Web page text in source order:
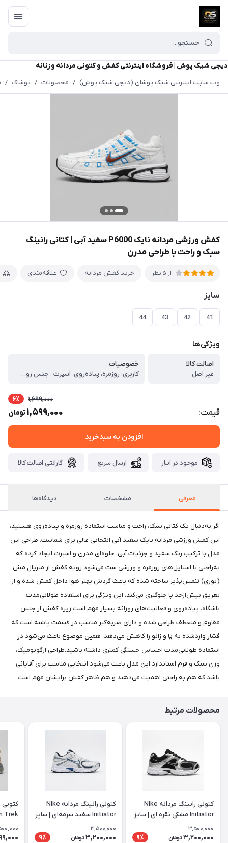
دیجی شیک پوش | فروشگاه اینترنتی کفش و کتونی مردانه و زنانه
وب سایت اینترنتی شیک پوشان (دیجی شیک پوش) / محصولات / پوشاک /
کفش ورزشی مردانه نایک P6000 سفید آبی | کتانی رانینگ
سبک و راحت با طراحی مدرن
از 5 نظر خرید کفش مردانه علاقه‌مندی
سایز
41
42
43
44
ویژگی‌ها
اصالت کالا
غیر اصل
خصوصیات
کاربری: روزمره، پیاده‌روی، اسپرت ، جنس رویه: پارچه مش (Mesh) تنفس‌پذیر به‌همراه لایه‌های مصنوعی مقاوم ، جنس زیره: سبک با انعطاف‌پذیری بالا ، کفی داخلی: نرم و راحت، مناسب استفاده طولانی‌مدت ، نوع بستن: بندی ، وزن: سبک، مناسب راه رفتن طولانی ، قابلیت گردش هوا: دارد (کاهش تعریق پا) ، مقاومت زیره: مقاوم در برابر سایش ، فرم پنجه: استاندارد، بدون فشار به انگشتان ، ویژگی‌ها: ، طراحی ارگونومیک برای کاهش خستگی پا ، جذب ضربه مناسب در ناحیه پاشنه ، مناسب استفاده روزانه و فعالیت‌های سبک ، کیفیت ساخت مناسب نسبت به قیمت ، تولید داخل با کنترل کیفی مناسب ، مناسب برای: ، استفاده روزمره ، پیاده‌روی ، محل کار و فعالیت‌های شهری ، استایل اسپرت و کژوال ، راهنمای سایزبندی کتونی (تولید ایران) ، برای انتخاب سایز مناسب، طول پای خود را از پشت پاشنه تا نوک بلندترین انگشت (بر حسب سانتی‌متر) اندازه‌گیری کرده و با جدول زیر تطبیق دهید: ، سایز کفش طول پا (سانتی‌متر) ، 41 26 ، 42 26.5 ، 43 27 ، 44 27.5 ، نکات مهم انتخاب سایز: ، اگر بین دو سایز هستید، پیشنهاد می‌شود سایز بزرگ‌تر را انتخاب کنید. ، برای استفاده روزمره یا پیاده‌روی طولانی، انتخاب نیم تا یک سانتی‌متر فضای اضافه در پنجه توصیه می‌شود. ، این مدل دارای قالب استاندارد ایرانی است و مناسب پاهای معمولی می‌باشد. ، امکان اختلاف جزئی (±۳ میلی‌متر) در تولید وجود دارد.
قیمت:
1,699,000 6٪
1,599,000تومان
افزودن به سبدخرید
موجود در انبار ارسال سریع گارانتی اصالت کالا
معرفی مشخصات دیدگاه‌ها
اگر به‌دنبال یک کتانی سبک، راحت و مناسب استفاده روزمره و پیاده‌روی هستید،
این کفش ورزشی مردانه نایک سفید آبی انتخابی عالی برای شماست. طراحی این
مدل با ترکیب رنگ سفید و جزئیات آبی، جلوه‌ای مدرن و اسپرت ایجاد کرده که
به‌راحتی با استایل‌های روزمره و ورزشی ست می‌شود.رویه کفش از متریال مش
(توری) تنفس‌پذیر ساخته شده که باعث گردش بهتر هوا داخل کفش شده و از
تعریق بیش‌ازحد پا جلوگیری می‌کند. این ویژگی برای استفاده طولانی‌مدت،
باشگاه، پیاده‌روی و فعالیت‌های روزانه بسیار مهم است.زیره کفش از جنس
مقاوم و منعطف طراحی شده و دارای ضربه‌گیر مناسب در قسمت پاشنه است که
فشار واردشده به پا و زانو را کاهش می‌دهد. همین موضوع باعث می‌شود در
استفاده طولانی‌مدت احساس خستگی کمتری داشته باشید.طراحی ارگونومیک،
وزن سبک و فرم استاندارد این مدل باعث می‌شود انتخابی مناسب برای آقایانی
باشد که هم به راحتی اهمیت می‌دهند و هم ظاهر کفش برایشان مهم است.
محصولات مرتبط
کتونی رانینگ مردانه Nike
Initiator مشکی نقره ای | سایز
3,500,000
3,200,000 تومان 9٪
کتونی رانینگ مردانه Nike
Initiator سفید سرمه‌ای | سایز
3,500,000
3,200,000 تومان 9٪